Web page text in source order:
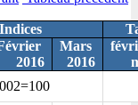
Indices
2016
Mars
2016